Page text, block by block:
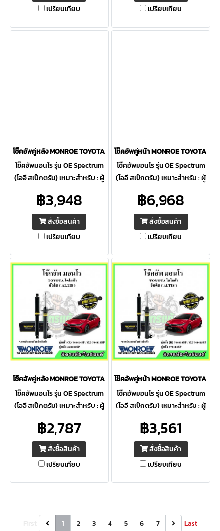
เปรียบเทียบ
เปรียบเทียบ
โช๊คอัพคู่หลัง MONROE TOYOTA SIENTA ปี 15-20 OE Spectrum
โช๊คอัพมอนโร รุ่น OE Spectrum
(โออี สเป็กตรัม) เหมาะสำหรับ : ผู้
ความควบคุมดีเยี่ยม ภายใต้การ
ขับขี่ต่อเนื่อง
฿3,948
สั่งซื้อสินค้า
เปรียบเทียบ
โช๊คอัพคู่หน้า MONROE TOYOTA
โช๊คอัพมอนโร รุ่น OE Spectrum
(โออี สเป็กตรัม) เหมาะสำหรับ : ผู้
ความควบคุมดีเยี่ยม ภายใต้การ
ขับขี่ต่อเนื่อง
฿6,968
สั่งซื้อสินค้า
เปรียบเทียบ
โช๊คอัพคู่หลัง MONROE TOYOTA Altis 1.6,1.8 ปี 19-22 OE Spectrum
โช๊คอัพมอนโร รุ่น OE Spectrum
(โออี สเป็กตรัม) เหมาะสำหรับ : ผู้
ความควบคุมดีเยี่ยม ภายใต้การ
ขับขี่ต่อเนื่อง
฿2,787
สั่งซื้อสินค้า
เปรียบเทียบ
โช๊คอัพคู่หน้า MONROE TOYOTA
โช๊คอัพมอนโร รุ่น OE Spectrum
(โออี สเป็กตรัม) เหมาะสำหรับ : ผู้
ความควบคุมดีเยี่ยม ภายใต้การ
ขับขี่ต่อเนื่อง
฿3,561
สั่งซื้อสินค้า
เปรียบเทียบ
1 2 3 4 5 6 7 Last